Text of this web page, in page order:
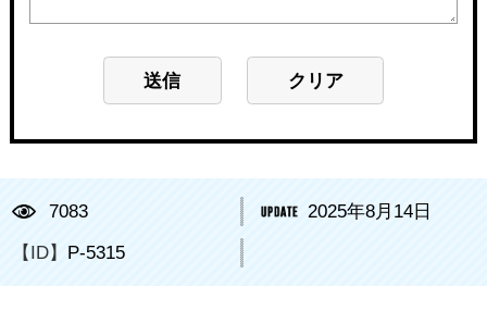
7083 2025年8月14日
【ID】 P-5315